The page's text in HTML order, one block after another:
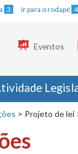
3 Ir para o rodapé 4
Eventos
> Projeto de lei